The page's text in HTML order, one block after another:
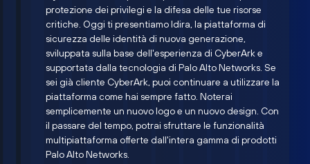
protezione dei privilegi e la difesa delle tue risorse
critiche. Oggi ti presentiamo Idira, la piattaforma di
sicurezza delle identità di nuova generazione,
sviluppata sulla base dell'esperienza di CyberArk e
supportata dalla tecnologia di Palo Alto Networks. Se
sei già cliente CyberArk, puoi continuare a utilizzare la
piattaforma come hai sempre fatto. Noterai
semplicemente un nuovo logo e un nuovo design. Con
il passare del tempo, potrai sfruttare le funzionalità
multipiattaforma offerte dall'intera gamma di prodotti
Palo Alto Networks.